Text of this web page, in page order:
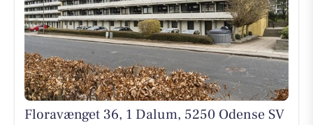
Floravænget 36, 1 Dalum, 5250 Odense SV